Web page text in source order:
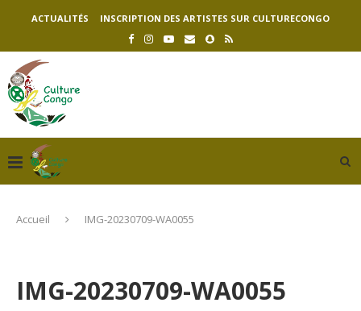
ACTUALITÉS INSCRIPTION DES ARTISTES SUR CULTURECONGO
Accueil IMG-20230709-WA0055
IMG-20230709-WA0055